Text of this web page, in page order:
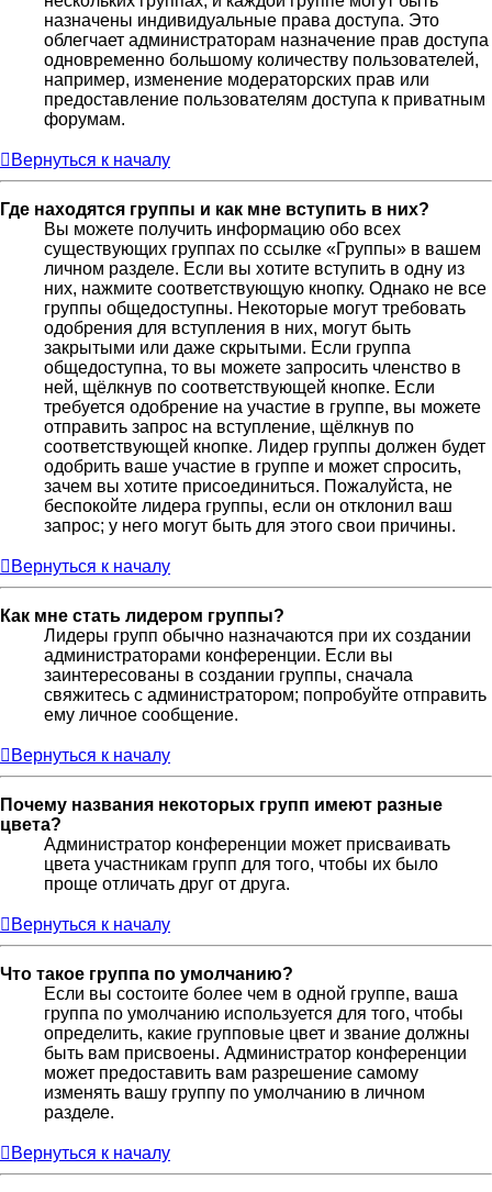
назначены индивидуальные права доступа. Это
облегчает администраторам назначение прав доступа
одновременно большому количеству пользователей,
например, изменение модераторских прав или
предоставление пользователям доступа к приватным
форумам.
Вернуться к началу
Где находятся группы и как мне вступить в них?
Вы можете получить информацию обо всех
существующих группах по ссылке «Группы» в вашем
личном разделе. Если вы хотите вступить в одну из
них, нажмите соответствующую кнопку. Однако не все
группы общедоступны. Некоторые могут требовать
одобрения для вступления в них, могут быть
закрытыми или даже скрытыми. Если группа
общедоступна, то вы можете запросить членство в
ней, щёлкнув по соответствующей кнопке. Если
требуется одобрение на участие в группе, вы можете
отправить запрос на вступление, щёлкнув по
соответствующей кнопке. Лидер группы должен будет
одобрить ваше участие в группе и может спросить,
зачем вы хотите присоединиться. Пожалуйста, не
беспокойте лидера группы, если он отклонил ваш
запрос; у него могут быть для этого свои причины.
Вернуться к началу
Как мне стать лидером группы?
Лидеры групп обычно назначаются при их создании
администраторами конференции. Если вы
заинтересованы в создании группы, сначала
свяжитесь с администратором; попробуйте отправить
ему личное сообщение.
Вернуться к началу
Почему названия некоторых групп имеют разные
цвета?
Администратор конференции может присваивать
цвета участникам групп для того, чтобы их было
проще отличать друг от друга.
Вернуться к началу
Что такое группа по умолчанию?
Если вы состоите более чем в одной группе, ваша
группа по умолчанию используется для того, чтобы
определить, какие групповые цвет и звание должны
быть вам присвоены. Администратор конференции
может предоставить вам разрешение самому
изменять вашу группу по умолчанию в личном
разделе.
Вернуться к началу